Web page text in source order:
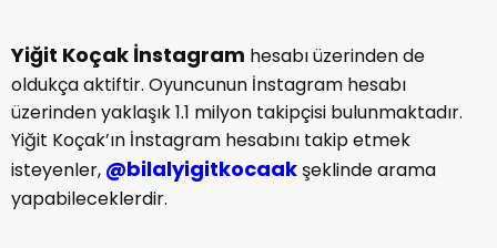
Yiğit Koçak İnstagramhesabı üzerinden de
oldukça aktiftir. Oyuncunun İnstagram hesabı
üzerinden yaklaşık 1.1 milyon takipçisi bulunmaktadır.
Yiğit Koçak’ın İnstagram hesabını takip etmek
isteyenler,@bilalyigitkocaak